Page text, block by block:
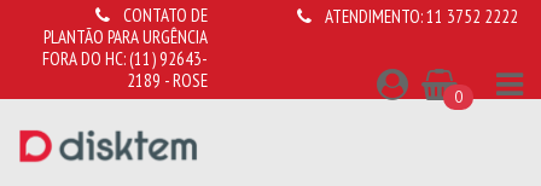
CONTATO DE
PLANTÃO PARA URGÊNCIA
FORA DO HC:(11) 92643-
2189 - ROSE
ATENDIMENTO:11 3752 2222
0